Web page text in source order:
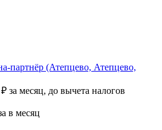
партнёр (Атепцево, Атепцево,
₽ за месяц, до вычета налогов
в месяц